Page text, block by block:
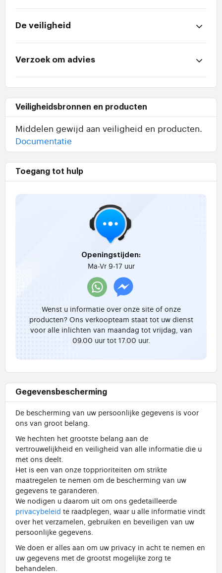
De veiligheid
Verzoek om advies
Veiligheidsbronnen en producten
Middelen gewijd aan veiligheid en producten.
Documentatie
Toegang tot hulp
Openingstijden:
Ma-Vr 9-17 uur
Wenst u informatie over onze site of onze
producten? Ons verkoopteam staat tot uw dienst
voor alle inlichten van maandag tot vrijdag, van
09.00 uur tot 17.00 uur.
Gegevensbescherming
De bescherming van uw persoonlijke gegevens is voor
ons van groot belang.
We hechten het grootste belang aan de
vertrouwelijkheid en veiligheid van alle informatie die u
met ons deelt.
Het is een van onze topprioriteiten om strikte
maatregelen te nemen om de bescherming van uw
gegevens te garanderen.
We nodigen u daarom uit om ons gedetailleerde
privacybeleid te raadplegen, waar u alle informatie vindt
over het verzamelen, gebruiken en beveiligen van uw
persoonlijke gegevens.
We doen er alles aan om uw privacy in acht te nemen en
uw gegevens met de grootst mogelijke zorg te
behandelen.